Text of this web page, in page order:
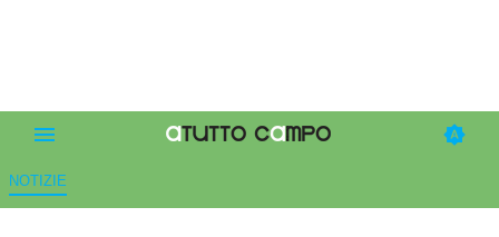
NOTIZIE